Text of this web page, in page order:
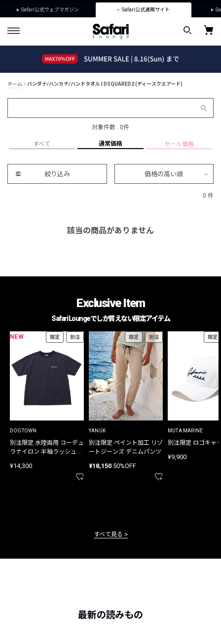
Safari公式ウェブマガジン Safari公式通販サイト
ホーム バンダナ/ハンカチ/ハンドタオル | DSQUARED2 (ディースクエアード)
対象件数 : 0件
すべて 通常価格 セール価格
絞り込み 価格の高い順
0 件
該当の商品がありません
Exclusive Item
Safari Loungeでしか買えない限定アイテム
NEW 限定 別注
DOGTOWN
別注限定 水陸両用 コーデュ
ラナイロン 半袖ラッシュガ
¥14,300
限定 別注
YANUK
別注限定 ペイント加工 リゾ
ートジーンズ デニムパンツ
¥18,150 50%OFF
限定
MUTA MARINE
別注限定 ロゴキャ
¥9,900
すべて見る
最新の読みもの